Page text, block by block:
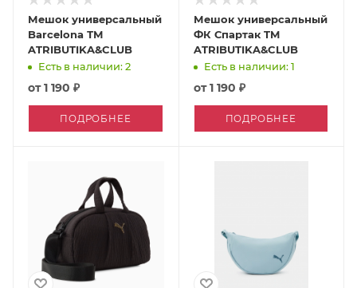
Мешок универсальный
Barcelona ТМ
ATRIBUTIKA&CLUB
Есть в наличии: 2
от1 190 ₽
ПОДРОБНЕЕ
Мешок универсальный
ФК Спартак TM
ATRIBUTIKA&CLUB
Есть в наличии: 1
от1 190 ₽
ПОДРОБНЕЕ